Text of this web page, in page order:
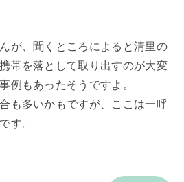
が、聞くところによると清里の
帯を落として取り出すのが大変
例もあったそうですよ。
も多いかもですが、ここは一呼
す。